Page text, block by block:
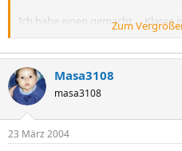
Ich habe einen gemacht.... Klasse
er NICHT angezeigt... *heul*
Tja und ebend sind meine Tage
ein neues...
Auch die Apotheke ist super
Zum
Masa3108
masa3108
23 März 2004